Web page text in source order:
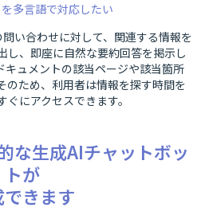
多言語で対応したい
い合わせに対して、関連する情報を
し、即座に自然な要約回答を掲示し
キュメントの該当ページや該当箇所
のため、利用者は情報を探す時間を
にアクセスできます。
な生成AIチャットボッ
トが
きます